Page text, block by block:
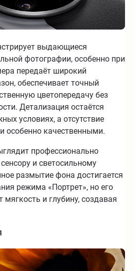
выдающиеся
фотографии, особенно при
передаёт широкий
обеспечивает точный
цветопередачу без
Детализация остаётся
условиях, а отсутствие
особенно качественными.
профессионально
и светосильному
размытие фона достигается
режима «Портрет», но его
мягкость и глубину, создавая